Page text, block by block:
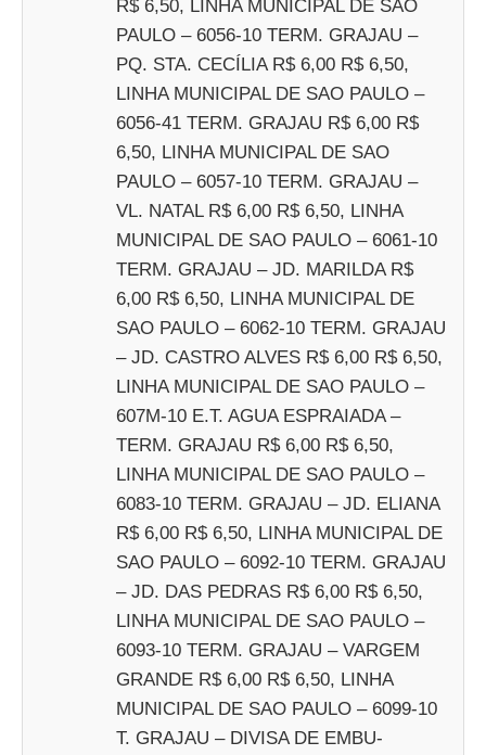
R$ 6,50, LINHA MUNICIPAL DE SAO
PAULO – 6056-10 TERM. GRAJAU –
PQ. STA. CECÍLIA R$ 6,00 R$ 6,50,
LINHA MUNICIPAL DE SAO PAULO –
6056-41 TERM. GRAJAU R$ 6,00 R$
6,50, LINHA MUNICIPAL DE SAO
PAULO – 6057-10 TERM. GRAJAU –
VL. NATAL R$ 6,00 R$ 6,50, LINHA
MUNICIPAL DE SAO PAULO – 6061-10
TERM. GRAJAU – JD. MARILDA R$
6,00 R$ 6,50, LINHA MUNICIPAL DE
SAO PAULO – 6062-10 TERM. GRAJAU
– JD. CASTRO ALVES R$ 6,00 R$ 6,50,
LINHA MUNICIPAL DE SAO PAULO –
607M-10 E.T. AGUA ESPRAIADA –
TERM. GRAJAU R$ 6,00 R$ 6,50,
LINHA MUNICIPAL DE SAO PAULO –
6083-10 TERM. GRAJAU – JD. ELIANA
R$ 6,00 R$ 6,50, LINHA MUNICIPAL DE
SAO PAULO – 6092-10 TERM. GRAJAU
– JD. DAS PEDRAS R$ 6,00 R$ 6,50,
LINHA MUNICIPAL DE SAO PAULO –
6093-10 TERM. GRAJAU – VARGEM
GRANDE R$ 6,00 R$ 6,50, LINHA
MUNICIPAL DE SAO PAULO – 6099-10
T. GRAJAU – DIVISA DE EMBU-